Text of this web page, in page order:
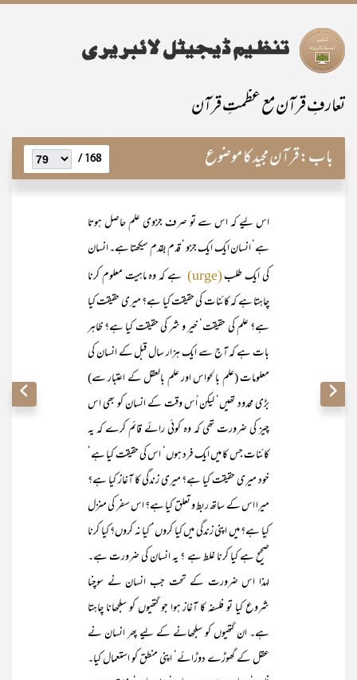
تعارفِ قرآن مع عظمتِ قرآن
باب:قرآن مجید کا موضوع 168 /
اس لیے کہ اس سے تو صرف جزوی علم حاصل ہوتا
ہے‘ انسان ایک ایک جزو ‘ قدم بقدم سیکھتا ہے۔ انسان
کی ایک طلب(urge)
ہے کہ وہ ماہیت معلوم کرنا
چاہتا ہے کہ کائنات کی حقیقت کیا ہے؟ میری حقیقت کیا
ہے؟ علم کی حقیقت‘ خیر و شر کی حقیقت کیا ہے؟ ظاہر
بات ہے کہ آج سے ایک ہزار سال قبل کے انسان کی
معلومات (علم بالحواس اور علم بالعقل کے اعتبار سے)
بڑی محدود تھیں‘ لیکن اُس وقت کے انسان کو بھی اس
چیز کی ضرورت تھی کہ وہ کوئی رائے قائم کرے کہ یہ
کائنات جس کا میں ایک فرد ہوں‘ اس کی حقیقت کیا ہے‘
خود میری حقیقت کیا ہے؟ میری زندگی کا آغاز کیا ہے؟
میرا اس کے ساتھ ربط و تعلق کیا ہے؟ اس سفر کی منزل
کیا ہے؟ میں اپنی زندگی میں کیا کروں‘ کیا نہ کروں؟ کیا کرنا
صحیح ہے کیا کرنا غلط ہے ؟ یہ انسان کی ضرورت ہے۔
لہذا اس ضرورت کے تحت جب انسان نے سوچنا
شروع کیا تو فلسفہ کا آغاز ہوا جو گتھیوں کو سلجھانا چاہتا
ہے۔ ان گتھیوں کو سلجھانے کے لیے پھر انسان نے
عقل کے گھوڑے دوڑائے‘ اپنی منطق کو استعمال کیا۔